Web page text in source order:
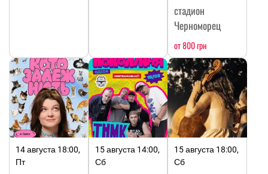
стадион
Черноморец
от 800 грн
14 августа 18:00,
Пт
15 августа 14:00,
Сб
15 августа 18:00,
Сб